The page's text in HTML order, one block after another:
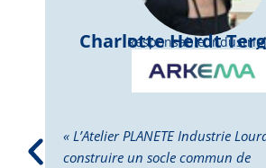
Charlotte Herdt
Responsable
« L’Atelier PLANETE Industrie
construire un socle commun de